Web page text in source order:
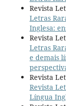
Revista
Letras
Inglesa:
Revista
Letras
e demais
Revista
Revista
Língua